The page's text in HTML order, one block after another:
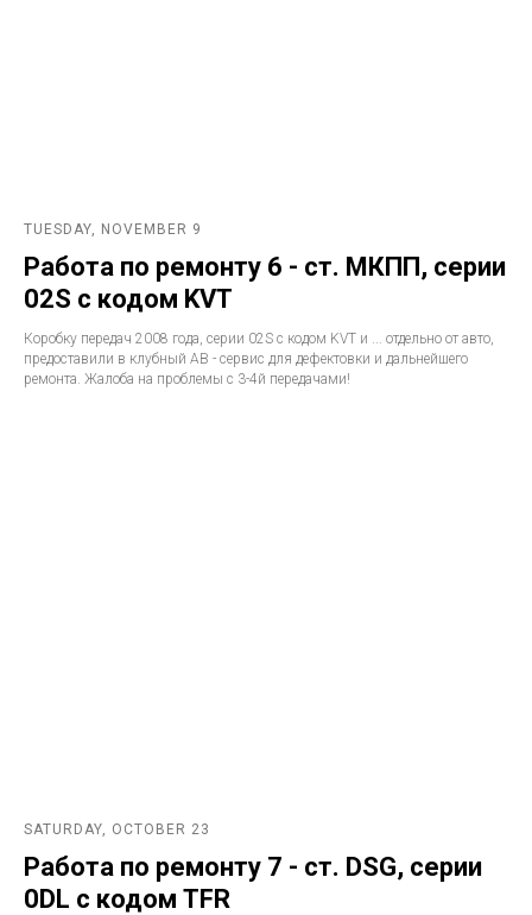
TUESDAY, NOVEMBER 9
Работа по ремонту 6 - ст. МКПП, серии
02S с кодом KVT
Коробку передач 2008 года, серии 02S с кодом KVT и ... отдельно от авто,
предоставили в клубный АВ - сервис для дефектовки и дальнейшего
ремонта. Жалоба на проблемы с 3-4й передачами!
SATURDAY, OCTOBER 23
Работа по ремонту 7 - ст. DSG, серии
0DL с кодом TFR